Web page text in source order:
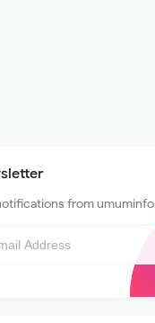
from umuminfo